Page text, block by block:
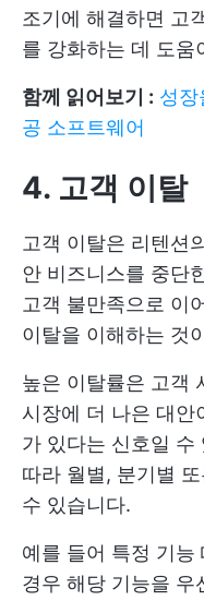
조기에 해결하면 고
를 강화하는 데 도움
함께 읽어보기 : 성장
공 소프트웨어
4. 고객 이탈
고객 이탈은 리텐션
안 비즈니스를 중단
고객 불만족으로 이
이탈을 이해하는 것
높은 이탈률은 고객
시장에 더 나은 대안
가 있다는 신호일 수
따라 월별, 분기별
수 있습니다.
예를 들어 특정 기능
경우 해당 기능을 우